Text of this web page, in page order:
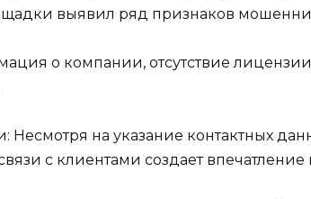
выявил ряд признаков
о компании, отсутствие
на указание контактных
с клиентами создает